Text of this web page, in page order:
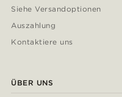
Siehe Versandoptionen
Auszahlung
Kontaktiere uns
ÜBER UNS